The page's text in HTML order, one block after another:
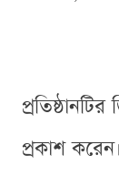
প্রকাশ